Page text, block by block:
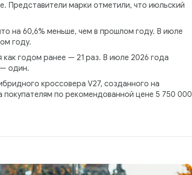
Представители марки отметили, что июльский
на 60,6% меньше, чем в прошлом году. В июле
году.
как годом ранее — 21 раз. В июле 2026 года
один.
кроссовера V27, созданного на
по рекомендованной цене 5 750 000